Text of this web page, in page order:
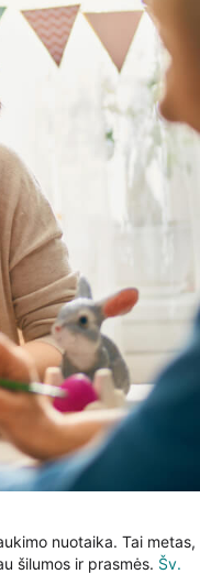
nuotaika. Tai metas,
šilumos ir prasmės. Šv.